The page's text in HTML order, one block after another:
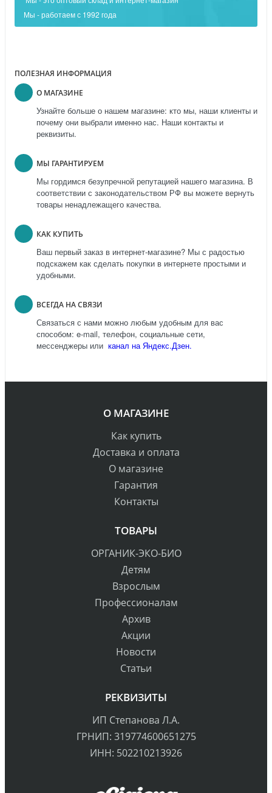
Мы - работаем с 1992 года
ПОЛЕЗНАЯ ИНФОРМАЦИЯ
О МАГАЗИНЕ
Узнайте больше о нашем магазине: кто мы, наши клиенты и
почему они выбрали именно нас. Наши контакты и
реквизиты.
МЫ ГАРАНТИРУЕМ
Мы гордимся безупречной репутацией нашего магазина. В
соответствии с законодательством РФ вы можете вернуть
товары ненадлежащего качества.
КАК КУПИТЬ
Ваш первый заказ в интернет-магазине? Мы с радостью
подскажем как сделать покупки в интернете простыми и
удобными.
ВСЕГДА НА СВЯЗИ
Связаться с нами можно любым удобным для вас
способом: e-mail, телефон, социальные сети,
мессенджеры или канал на Яндекс.Дзен.
О МАГАЗИНЕ
Как купить
Доставка и оплата
О магазине
Гарантия
Контакты
ТОВАРЫ
ОРГАНИК-ЭКО-БИО
Детям
Взрослым
Профессионалам
Архив
Акции
Новости
Статьи
РЕКВИЗИТЫ
ИП Степанова Л.А.
ГРНИП: 319774600651275
ИНН: 502210213926